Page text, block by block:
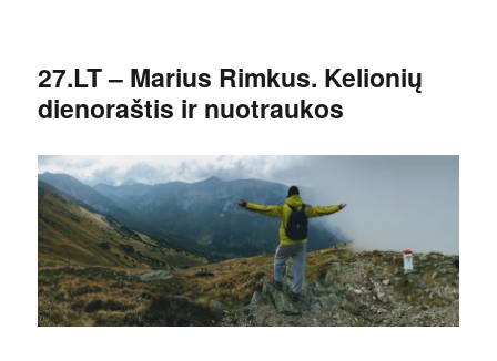
27.LT – Marius Rimkus. Kelionių
dienoraštis ir nuotraukos